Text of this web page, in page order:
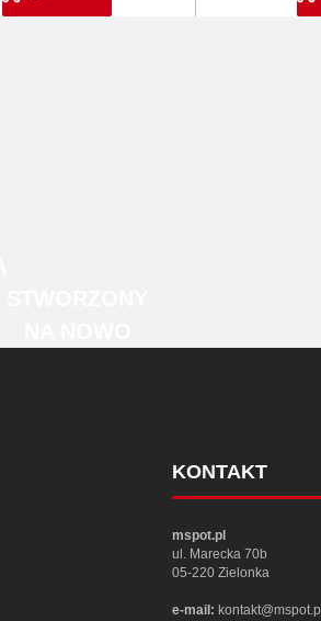
KONTAKT
mspot.pl
ul. Marecka 70b
05-220 Zielonka
e-mail: kontakt@mspot.pl